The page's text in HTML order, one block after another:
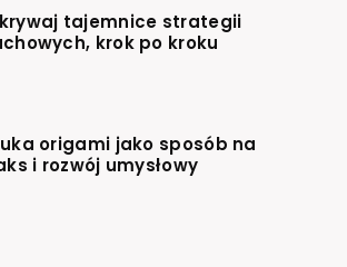
tajemnice strategii
krok po kroku
origami jako sposób na
i rozwój umysłowy